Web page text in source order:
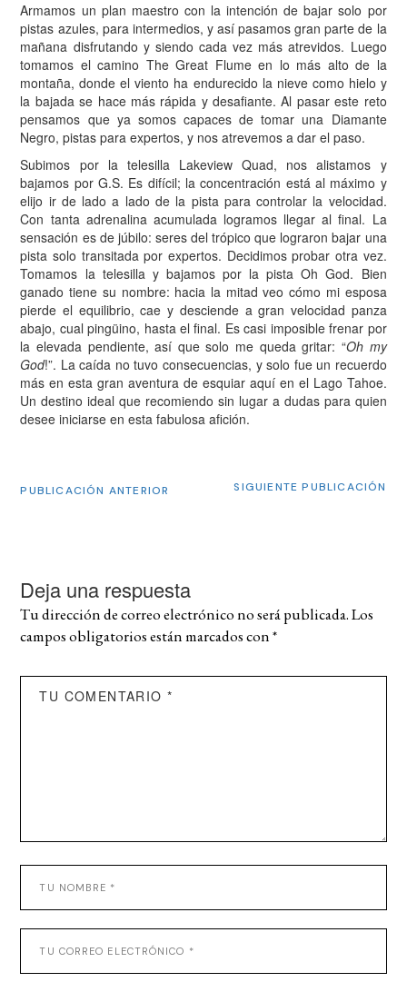
Armamos un plan maestro con la intención de bajar solo por
pistas azules, para intermedios, y así pasamos gran parte de la
mañana disfrutando y siendo cada vez más atrevidos. Luego
tomamos el camino The Great Flume en lo más alto de la
montaña, donde el viento ha endurecido la nieve como hielo y
la bajada se hace más rápida y desafiante. Al pasar este reto
pensamos que ya somos capaces de tomar una Diamante
Negro, pistas para expertos, y nos atrevemos a dar el paso.
Subimos por la telesilla Lakeview Quad, nos alistamos y
bajamos por G.S. Es difícil; la concentración está al máximo y
elijo ir de lado a lado de la pista para controlar la velocidad.
Con tanta adrenalina acumulada logramos llegar al final. La
sensación es de júbilo: seres del trópico que lograron bajar una
pista solo transitada por expertos. Decidimos probar otra vez.
Tomamos la telesilla y bajamos por la pista Oh God. Bien
ganado tiene su nombre: hacia la mitad veo cómo mi esposa
pierde el equilibrio, cae y desciende a gran velocidad panza
abajo, cual pingüino, hasta el final. Es casi imposible frenar por
la elevada pendiente, así que solo me queda gritar: “Oh my
God!”. La caída no tuvo consecuencias, y solo fue un recuerdo
más en esta gran aventura de esquiar aquí en el Lago Tahoe.
Un destino ideal que recomiendo sin lugar a dudas para quien
desee iniciarse en esta fabulosa afición.
PUBLICACIÓN ANTERIOR SIGUIENTE PUBLICACIÓN
Deja una respuesta
Tu dirección de correo electrónico no será publicada. Los
campos obligatorios están marcados con*